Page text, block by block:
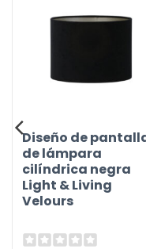
Diseño de
de lámpara
cilíndrica negra
Light & Living
Velours